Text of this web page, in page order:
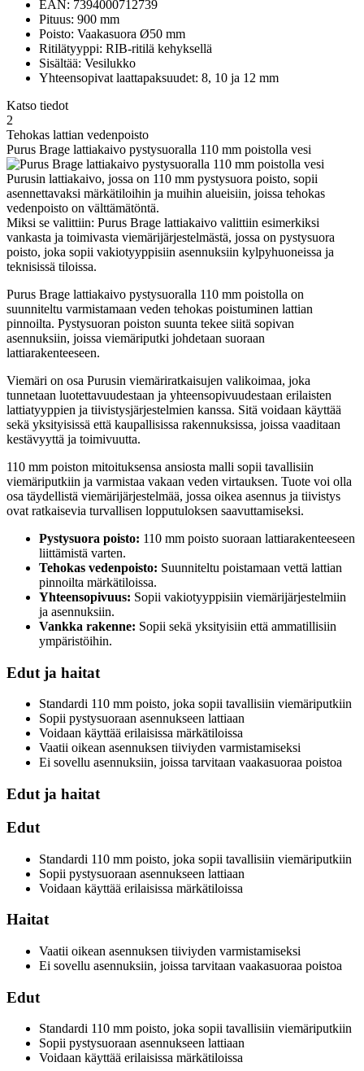
EAN: 7394000712739
Pituus: 900 mm
Poisto: Vaakasuora Ø50 mm
Ritilätyyppi: RIB-ritilä kehyksellä
Sisältää: Vesilukko
Yhteensopivat laattapaksuudet: 8, 10 ja 12 mm
Katso tiedot
2
Tehokas lattian vedenpoisto
Purus Brage lattiakaivo pystysuoralla 110 mm poistolla vesi
Purusin lattiakaivo, jossa on 110 mm pystysuora poisto, sopii
asennettavaksi märkätiloihin ja muihin alueisiin, joissa tehokas
vedenpoisto on välttämätöntä.
Miksi se valittiin: Purus Brage lattiakaivo valittiin esimerkiksi
vankasta ja toimivasta viemärijärjestelmästä, jossa on pystysuora
poisto, joka sopii vakiotyyppisiin asennuksiin kylpyhuoneissa ja
teknisissä tiloissa.
Purus Brage lattiakaivo pystysuoralla 110 mm poistolla on
suunniteltu varmistamaan veden tehokas poistuminen lattian
pinnoilta. Pystysuoran poiston suunta tekee siitä sopivan
asennuksiin, joissa viemäriputki johdetaan suoraan
lattiarakenteeseen.
Viemäri on osa Purusin viemäriratkaisujen valikoimaa, joka
tunnetaan luotettavuudestaan ja yhteensopivuudestaan erilaisten
lattiatyyppien ja tiivistysjärjestelmien kanssa. Sitä voidaan käyttää
sekä yksityisissä että kaupallisissa rakennuksissa, joissa vaaditaan
kestävyyttä ja toimivuutta.
110 mm poiston mitoituksensa ansiosta malli sopii tavallisiin
viemäriputkiin ja varmistaa vakaan veden virtauksen. Tuote voi olla
osa täydellistä viemärijärjestelmää, jossa oikea asennus ja tiivistys
ovat ratkaisevia turvallisen lopputuloksen saavuttamiseksi.
Pystysuora poisto: 110 mm poisto suoraan lattiarakenteeseen
liittämistä varten.
Tehokas vedenpoisto: Suunniteltu poistamaan vettä lattian
pinnoilta märkätiloissa.
Yhteensopivuus: Sopii vakiotyyppisiin viemärijärjestelmiin
ja asennuksiin.
Vankka rakenne: Sopii sekä yksityisiin että ammatillisiin
ympäristöihin.
Edut ja haitat
Standardi 110 mm poisto, joka sopii tavallisiin viemäriputkiin
Sopii pystysuoraan asennukseen lattiaan
Voidaan käyttää erilaisissa märkätiloissa
Vaatii oikean asennuksen tiiviyden varmistamiseksi
Ei sovellu asennuksiin, joissa tarvitaan vaakasuoraa poistoa
Edut ja haitat
Edut
Standardi 110 mm poisto, joka sopii tavallisiin viemäriputkiin
Sopii pystysuoraan asennukseen lattiaan
Voidaan käyttää erilaisissa märkätiloissa
Haitat
Vaatii oikean asennuksen tiiviyden varmistamiseksi
Ei sovellu asennuksiin, joissa tarvitaan vaakasuoraa poistoa
Edut
Standardi 110 mm poisto, joka sopii tavallisiin viemäriputkiin
Sopii pystysuoraan asennukseen lattiaan
Voidaan käyttää erilaisissa märkätiloissa